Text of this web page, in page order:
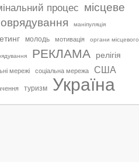
процес місцеве
маніпуляція
молодь мотивація органи місцевого
РЕКЛАМА релігія
мережі соціальна мережа США
туризм Україна